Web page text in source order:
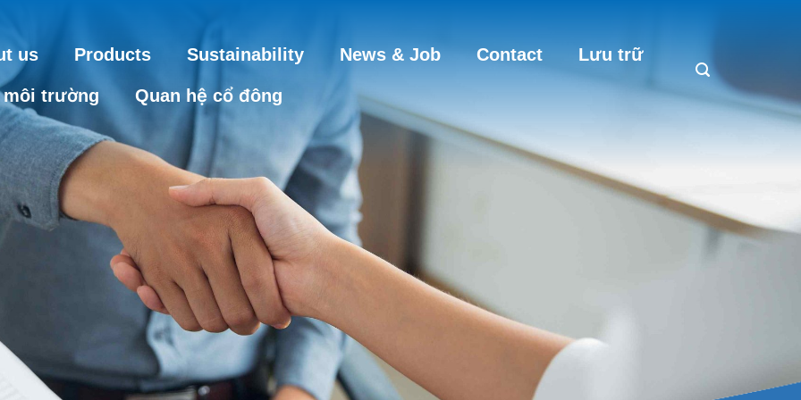
us Products Sustainability News & Job Contact Lưu trữ
môi trường Quan hệ cổ đông